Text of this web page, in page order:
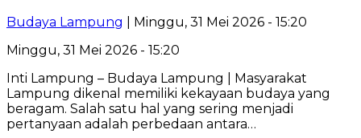
Budaya Lampung
| Minggu, 31 Mei 2026 - 15:20
Minggu, 31 Mei 2026 - 15:20
Inti Lampung – Budaya Lampung | Masyarakat
Lampung dikenal memiliki kekayaan budaya yang
beragam. Salah satu hal yang sering menjadi
pertanyaan adalah perbedaan antara…